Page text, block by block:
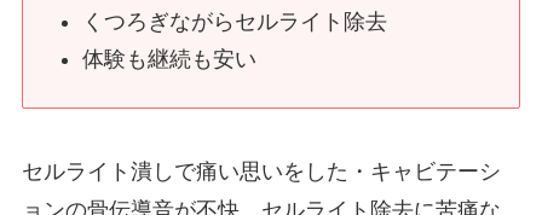
くつろぎながらセルライト除去
体験も継続も安い
セルライト潰しで痛い思いをした・キャビテーシ
ョンの骨伝導音が不快、セルライト除去に苦痛な